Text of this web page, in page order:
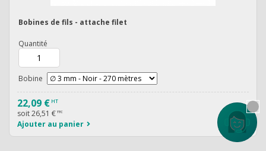
Bobines de fils - attache filet
Quantité
Bobine
22,09 € HT
soit26,51 € TTC
Ajouter au panier